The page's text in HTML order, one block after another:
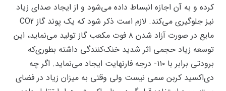
کرده و به آن اجازه انبساط داده می‌شود و از ایجاد صدای زیاد
نیز جلوگیری می‌کند. لازم است ذکر شود که یک پوند گاز CO2
مایع در صورت آزاد شدن ۸ فوت مکعب گاز تولید می‌نماید، این
توسعه زیاد حجمی اثر شدید خنک‌کنندگی داشته بطوری‌که
برودتی برابر با ۱۱۰- درجه فارنهایت ایجاد می‌نماید. اگر چه
دی‌اکسید کربن سمی نیست ولی وقتی به میزان زیاد در فضای